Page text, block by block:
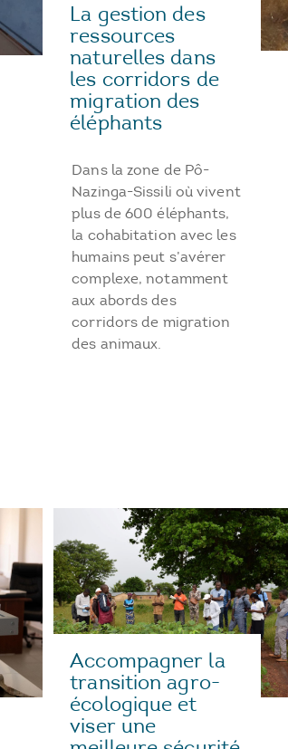
La gestion des
ressources
naturelles dans
les corridors de
migration des
éléphants
Dans la zone de Pô-
Nazinga-Sissili où vivent
plus de 600 éléphants,
la cohabitation avec les
humains peut s’avérer
complexe, notamment
aux abords des
corridors de migration
des animaux.
Accompagner la
transition agro-
écologique et
viser une